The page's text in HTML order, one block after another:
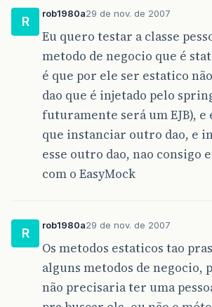
R
rob1980a29 de nov. de 2007
Eu quero testar a classe
metodo de negocio que é
é que por ele ser estatico
dao que é injetado pelo
futuramente será um EJB), e
que instanciar outro dao, e
esse outro dao, nao consigo
com o EasyMock
R
rob1980a29 de nov. de 2007
Os metodos estaticos tao
alguns metodos de negocio,
não precisaria ter uma